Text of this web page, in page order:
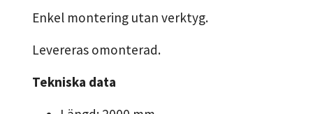
Enkel montering utan verktyg.
Levereras omonterad.
Tekniska data